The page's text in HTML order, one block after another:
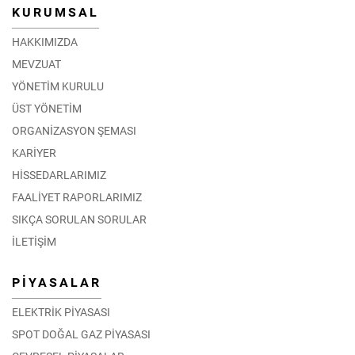
KURUMSAL
HAKKIMIZDA
MEVZUAT
YÖNETİM KURULU
ÜST YÖNETİM
ORGANİZASYON ŞEMASI
KARİYER
HİSSEDARLARIMIZ
FAALİYET RAPORLARIMIZ
SIKÇA SORULAN SORULAR
İLETİŞİM
PİYASALAR
ELEKTRİK PİYASASI
SPOT DOĞAL GAZ PİYASASI